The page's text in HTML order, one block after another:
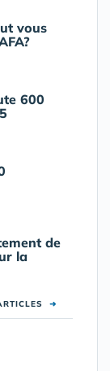
vous
600
de
la
➜